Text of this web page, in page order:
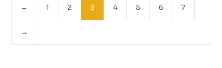
← 1 2 3 4 5 6 7
→